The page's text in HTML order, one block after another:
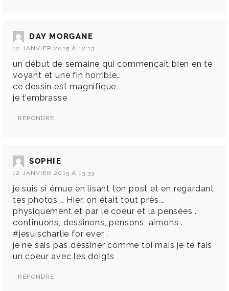
DAY MORGANE
12 JANVIER 2015 À 12:13
un début de semaine qui commençait bien en te
voyant et une fin horrible…
ce dessin est magnifique
je t’embrasse
RÉPONDRE
SOPHIE
12 JANVIER 2015 À 13:33
je suis si émue en lisant ton post et en regardant
tes photos … Hier, on était tout près …
physiquement et par le coeur et la pensées .
continuons, dessinons, pensons, aimons .
#jesuischarlie for ever .
je ne sais pas dessiner comme toi mais je te fais
un coeur avec les doigts
RÉPONDRE